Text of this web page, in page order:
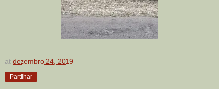
at dezembro 24, 2019
Partilhar